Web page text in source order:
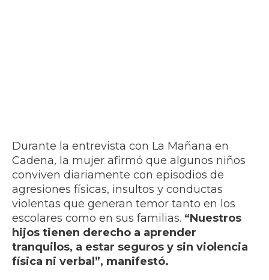
Durante la entrevista con La Mañana en
Cadena, la mujer afirmó que algunos niños
conviven diariamente con episodios de
agresiones físicas, insultos y conductas
violentas que generan temor tanto en los
escolares como en sus familias. “Nuestros
hijos tienen derecho a aprender
tranquilos, a estar seguros y sin violencia
física ni verbal”, manifestó.